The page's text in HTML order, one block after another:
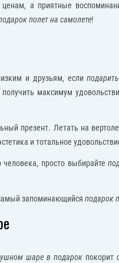
а приятные
полет на самолете!
и друзьям, если
максимум
презент. Летать на
и тотальное
человека, просто выбирайте
запоминающийся подарок
шаре в подарок покорит